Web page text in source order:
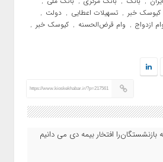
کیوسک خبر , تسهیلات اعطایی , دولت ,
ازدواج , وام قرض‌الحسنه , کیوسک خبر ,
https://www.kioskekhabar.ir/?p=217561
افتخار بیمه دی می دانیم